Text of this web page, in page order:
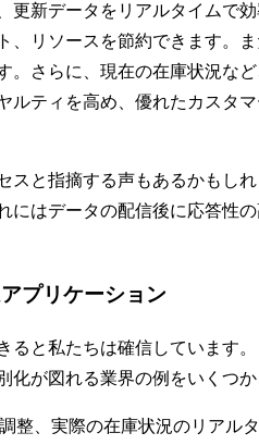
新データをリアルタイムで
リソースを節約できます。
さらに、現在の在庫状況な
ティを高め、優れたカスタ
と指摘する声もあるかもし
はデータの配信後に応答性
プリケーション
ると私たちは確信しています
が図れる業界の例をいくつか
整、実際の在庫状況のリアル